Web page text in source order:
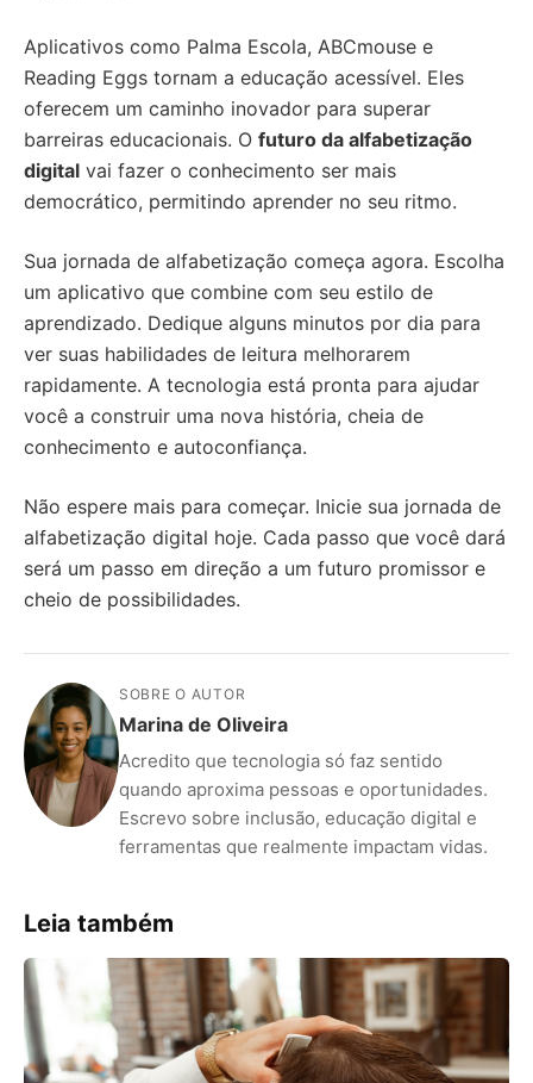
Aplicativos como Palma Escola, ABCmouse e
Reading Eggs tornam a educação acessível. Eles
oferecem um caminho inovador para superar
barreiras educacionais. O futuro da alfabetização
digital vai fazer o conhecimento ser mais
democrático, permitindo aprender no seu ritmo.
Sua jornada de alfabetização começa agora. Escolha
um aplicativo que combine com seu estilo de
aprendizado. Dedique alguns minutos por dia para
ver suas habilidades de leitura melhorarem
rapidamente. A tecnologia está pronta para ajudar
você a construir uma nova história, cheia de
conhecimento e autoconfiança.
Não espere mais para começar. Inicie sua jornada de
alfabetização digital hoje. Cada passo que você dará
será um passo em direção a um futuro promissor e
cheio de possibilidades.
SOBRE O AUTOR
Marina de Oliveira
Acredito que tecnologia só faz sentido
quando aproxima pessoas e oportunidades.
Escrevo sobre inclusão, educação digital e
ferramentas que realmente impactam vidas.
Leia também